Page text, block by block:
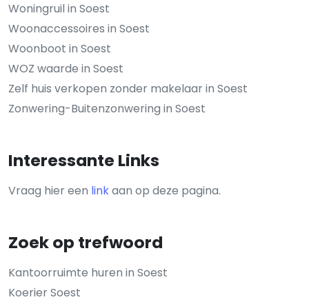
Woningruil in Soest
Woonaccessoires in Soest
Woonboot in Soest
WOZ waarde in Soest
Zelf huis verkopen zonder makelaar in Soest
Zonwering-Buitenzonwering in Soest
Interessante Links
Vraag hier een linkaan op deze pagina.
Zoek op trefwoord
Kantoorruimte huren in Soest
Koerier Soest